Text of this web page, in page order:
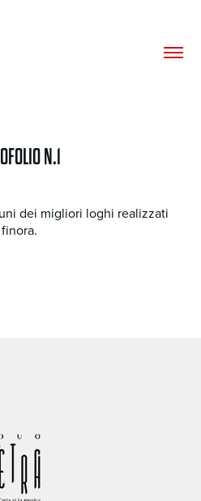
N.1
dei migliori loghi realizzati
finora.